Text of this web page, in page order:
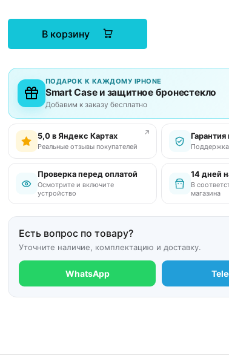
В корзину
ПОДАРОК К КАЖДОМУ IPHONE
Smart Case и защитное бронестекло
Добавим к заказу бесплатно
5,0 в Яндекс Картах
Реальные отзывы покупателей
↗ Гарантия
Поддержка
Проверка перед оплатой
Осмотрите и включите
устройство
14 дней
В
магазина
Есть вопрос по товару?
Уточните наличие, комплектацию и доставку.
WhatsApp